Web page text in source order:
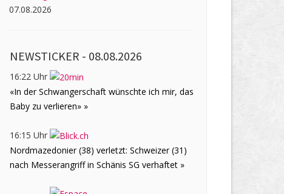
07.08.2026
NEWSTICKER - 08.08.2026
16:22 Uhr
«In der Schwangerschaft wünschte ich mir, das
Baby zu verlieren» »
16:15 Uhr
Nordmazedonier (38) verletzt: Schweizer (31)
nach Messerangriff in Schänis SG verhaftet »